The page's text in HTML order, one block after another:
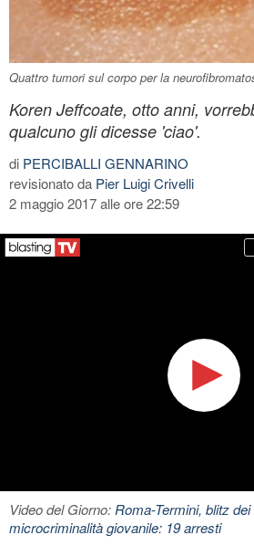
Quattro tumori sul corpo per la
Koren Jeffcoate, otto anni,
qualcuno gli dicesse 'ciao'.
di PERCIBALLI GENNARINO
revisionato da Pier Luigi Crivelli
2 maggio 2017 alle ore 22:59
Video del Giorno:Roma-Termini, blitz
microcriminalità giovanile: 19 arresti